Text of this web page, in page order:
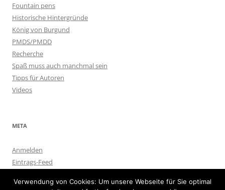
Fountain pens
Historische Hintergründe
König von Burgund
PMDS/PMDD
Recherche
Spaß muss auch manchmal sein
Tipps für Autoren
Videos
META
Anmelden
Eintrags-Feed
WordPress.org
Verwendung von Cookies: Um unsere Webseite für Sie optimal